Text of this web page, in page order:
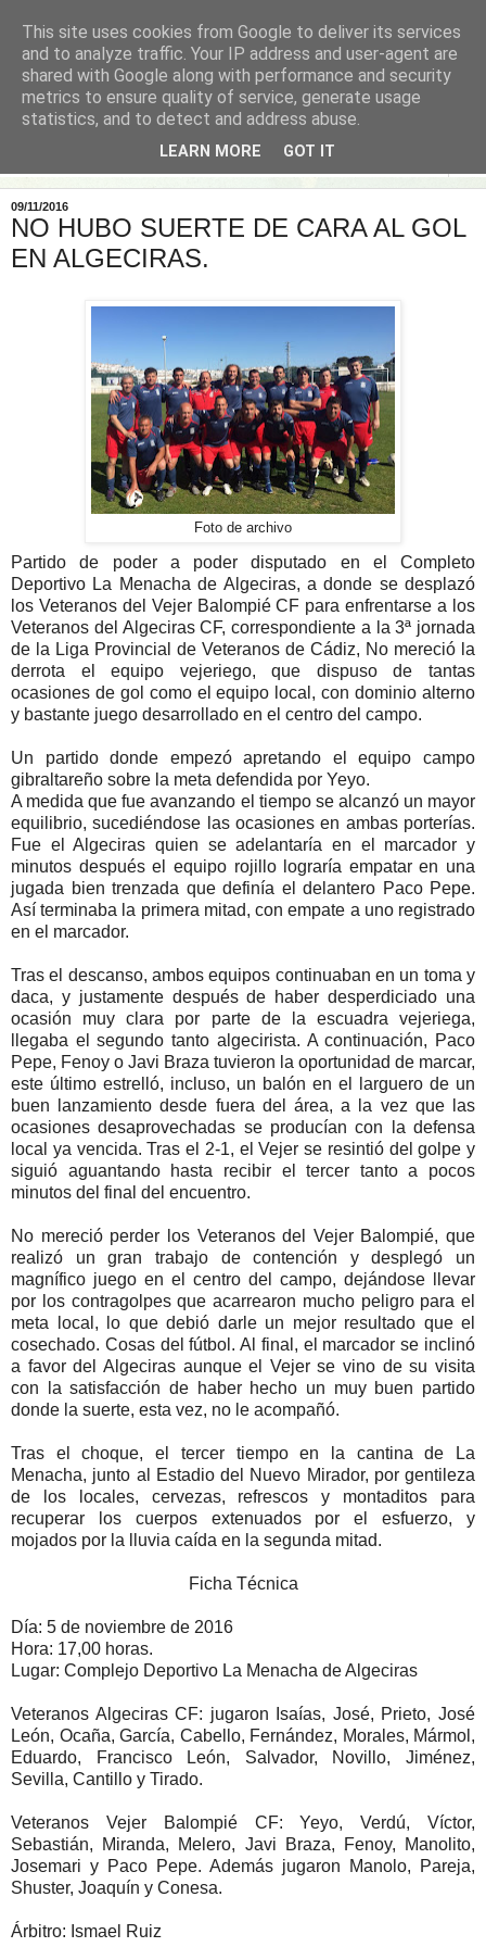
09/11/2016
NO HUBO SUERTE DE CARA AL GOL
EN ALGECIRAS.
Foto de archivo
Partido de poder a poder disputado en el Completo
Deportivo La Menacha de Algeciras, a donde se desplazó
los Veteranos del Vejer Balompié CF para enfrentarse a los
Veteranos del Algeciras CF, correspondiente a la 3ª jornada
de la Liga Provincial de Veteranos de Cádiz, No mereció la
derrota el equipo vejeriego, que dispuso de tantas
ocasiones de gol como el equipo local, con dominio alterno
y bastante juego desarrollado en el centro del campo.
Un partido donde empezó apretando el equipo campo
gibraltareño sobre la meta defendida por Yeyo.
A medida que fue avanzando el tiempo se alcanzó un mayor
equilibrio, sucediéndose las ocasiones en ambas porterías.
Fue el Algeciras quien se adelantaría en el marcador y
minutos después el equipo rojillo lograría empatar en una
jugada bien trenzada que definía el delantero Paco Pepe.
Así terminaba la primera mitad, con empate a uno registrado
en el marcador.
Tras el descanso, ambos equipos continuaban en un toma y
daca, y justamente después de haber desperdiciado una
ocasión muy clara por parte de la escuadra vejeriega,
llegaba el segundo tanto algecirista. A continuación, Paco
Pepe, Fenoy o Javi Braza tuvieron la oportunidad de marcar,
este último estrelló, incluso, un balón en el larguero de un
buen lanzamiento desde fuera del área, a la vez que las
ocasiones desaprovechadas se producían con la defensa
local ya vencida. Tras el 2-1, el Vejer se resintió del golpe y
siguió aguantando hasta recibir el tercer tanto a pocos
minutos del final del encuentro.
No mereció perder los Veteranos del Vejer Balompié, que
realizó un gran trabajo de contención y desplegó un
magnífico juego en el centro del campo, dejándose llevar
por los contragolpes que acarrearon mucho peligro para el
meta local, lo que debió darle un mejor resultado que el
cosechado. Cosas del fútbol. Al final, el marcador se inclinó
a favor del Algeciras aunque el Vejer se vino de su visita
con la satisfacción de haber hecho un muy buen partido
donde la suerte, esta vez, no le acompañó.
Tras el choque, el tercer tiempo en la cantina de La
Menacha, junto al Estadio del Nuevo Mirador, por gentileza
de los locales, cervezas, refrescos y montaditos para
recuperar los cuerpos extenuados por el esfuerzo, y
mojados por la lluvia caída en la segunda mitad.
Ficha Técnica
Día: 5 de noviembre de 2016
Hora: 17,00 horas.
Lugar: Complejo Deportivo La Menacha de Algeciras
Veteranos Algeciras CF: jugaron Isaías, José, Prieto, José
León, Ocaña, García, Cabello, Fernández, Morales, Mármol,
Eduardo, Francisco León, Salvador, Novillo, Jiménez,
Sevilla, Cantillo y Tirado.
Veteranos Vejer Balompié CF: Yeyo, Verdú, Víctor,
Sebastián, Miranda, Melero, Javi Braza, Fenoy, Manolito,
Josemari y Paco Pepe. Además jugaron Manolo, Pareja,
Shuster, Joaquín y Conesa.
Árbitro: Ismael Ruiz
This site uses cookies from Google to deliver its services
and to analyze traffic. Your IP address and user-agent are
shared with Google along with performance and security
metrics to ensure quality of service, generate usage
statistics, and to detect and address abuse.
LEARN MORE GOT IT